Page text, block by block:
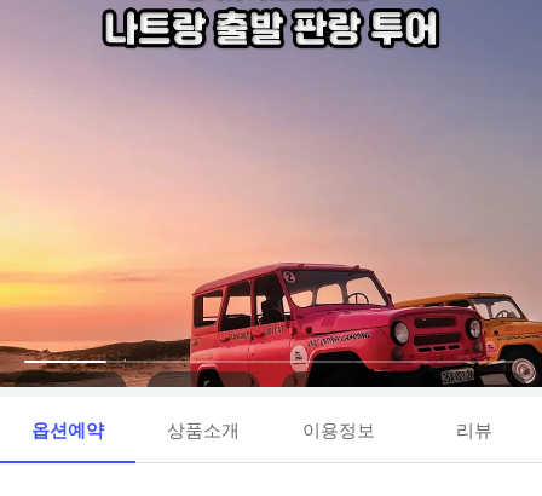
옵션예약 상품소개 이용정보 리뷰